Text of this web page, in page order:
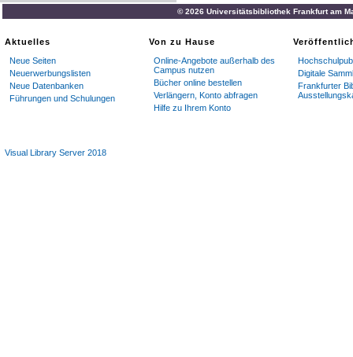
© 2026 Universitätsbibliothek Frankfurt am
Aktuelles
Neue Seiten
Neuerwerbungslisten
Neue Datenbanken
Führungen und Schulungen
Von zu Hause
Online-Angebote außerhalb des
Campus nutzen
Bücher online bestellen
Verlängern, Konto abfragen
Hilfe zu Ihrem Konto
Digitale
Frankfurter
Visual Library Server 2018